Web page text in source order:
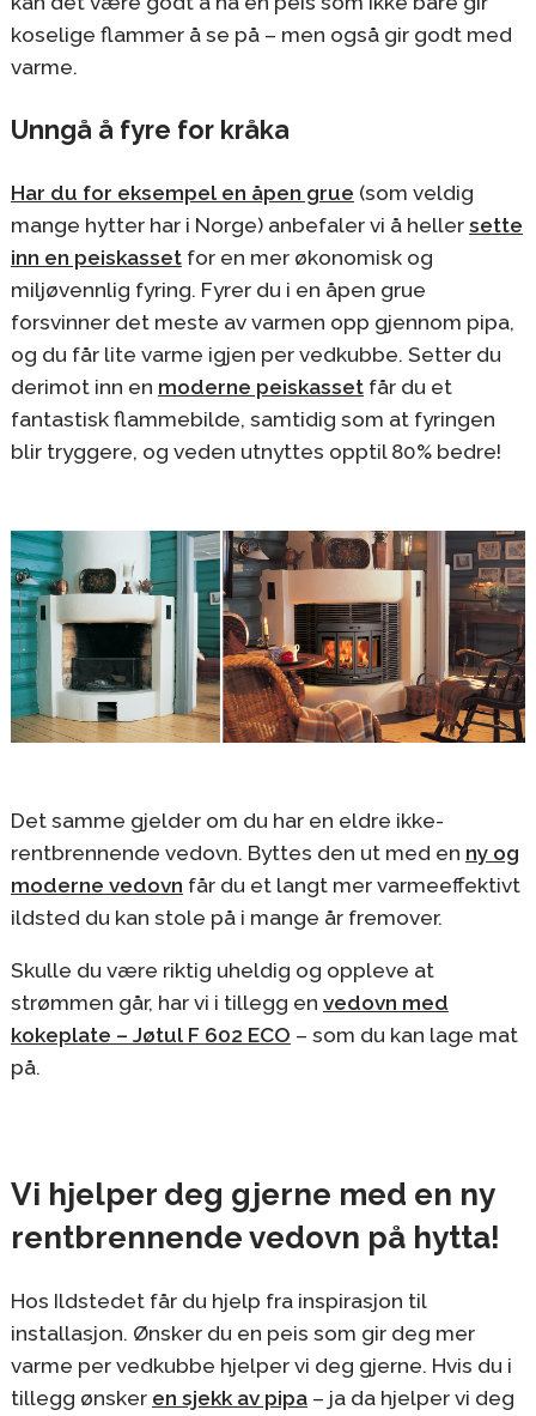
koselige flammer å se på – men også gir godt med
varme.
Unngå å fyre for kråka
Har du for eksempel en åpen grue (som veldig
mange hytter har i Norge) anbefaler vi å heller sette
inn en peiskassetfor en mer økonomisk og
miljøvennlig fyring. Fyrer du i en åpen grue
forsvinner det meste av varmen opp gjennom pipa,
og du får lite varme igjen per vedkubbe. Setter du
derimot inn en moderne peiskassetfår du et
fantastisk flammebilde, samtidig som at fyringen
blir tryggere, og veden utnyttes opptil 80% bedre!
Det samme gjelder om du har en eldre ikke-
rentbrennende vedovn. Byttes den ut med en ny og
moderne vedovn får du et langt mer varmeeffektivt
ildsted du kan stole på i mange år fremover.
Skulle du være riktig uheldig og oppleve at
strømmen går, har vi i tillegg en vedovn med
kokeplate – Jøtul F 602 ECO – som du kan lage mat
på.
Vi hjelper deg gjerne med en ny
rentbrennende vedovn på hytta!
Hos Ildstedet får du hjelp fra inspirasjon til
installasjon. Ønsker du en peis som gir deg mer
varme per vedkubbe hjelper vi deg gjerne. Hvis du i
tillegg ønsker en sjekk av pipa– ja da hjelper vi deg